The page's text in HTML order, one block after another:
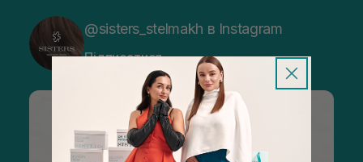
@sisters_stelmakh в Instagram
Підписатися